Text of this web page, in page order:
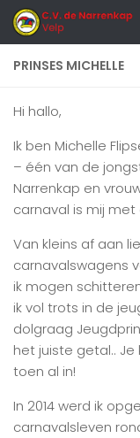
Doorgaan naar
PRINSES MICHELLE
Hi hallo,
Ik ben Michelle
– één van de
Narrenkap en
carnaval is mij
Van kleins af aan
carnavalswagens
ik mogen
ik vol trots in de
dolgraag
het juiste getal..
toen al in!
In 2014 werd ik
carnavalsleven